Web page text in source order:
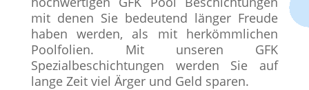
mit denen Sie bedeutend länger Freude
haben werden, als mit herkömmlichen
Poolfolien. Mit unseren GFK
Spezialbeschichtungen werden Sie auf
lange Zeit viel Ärger und Geld sparen.